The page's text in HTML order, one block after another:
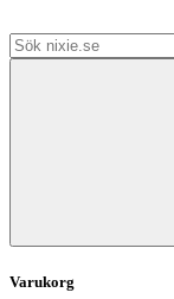
Varukorg